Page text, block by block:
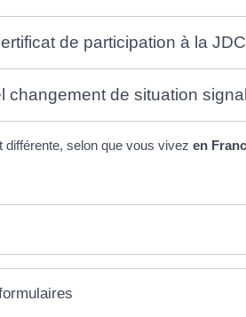
de participation à la
changement de situation
différente, selon que vous vivez en